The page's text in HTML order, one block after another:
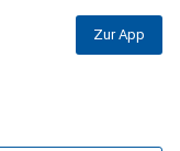
Zur App